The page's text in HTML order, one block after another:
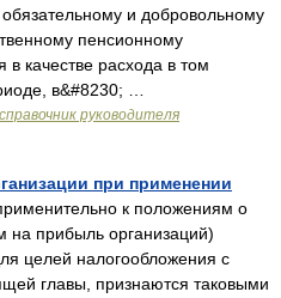
и добровольному
пенсионному
качестве расхода в том
в&#8230; …
руководителя
при применении
к положениям о
на прибыль организаций)
целей налогообложения с
главы, признаются таковыми